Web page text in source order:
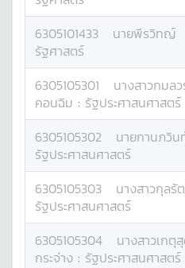
6305101433
นายพีรวิทญ์
รัฐศาสตร์
6305105301 นางสาวกมล
คอนฉิม : รัฐประศาสนศาสตร์
6305105302 นายกานภวิน
รัฐประศาสนศาสตร์
6305105303 นางสาวกุลรั
รัฐประศาสนศาสตร์
6305105304 นางสาวเกตุ
กระจ่าง : รัฐประศาสนศาสตร์